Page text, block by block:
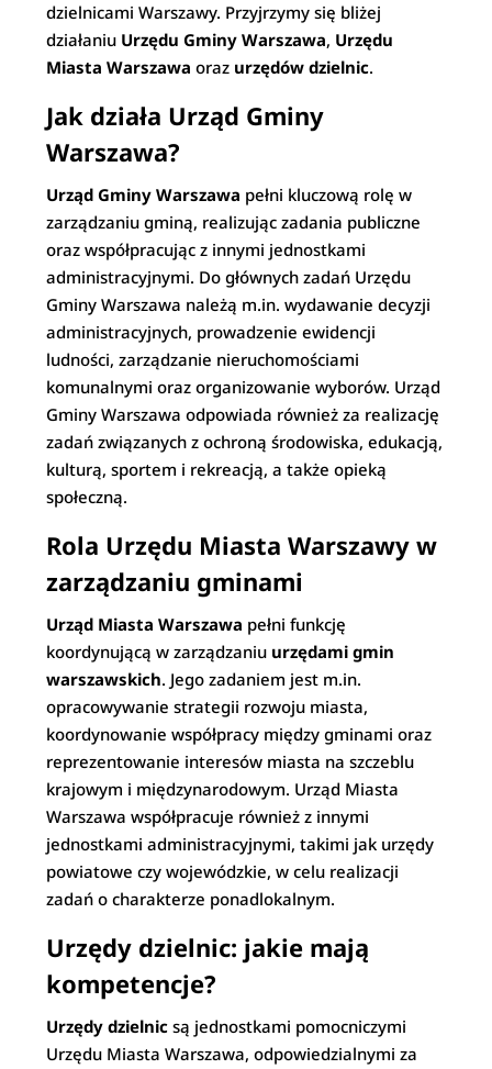
dzielnicami Warszawy. Przyjrzymy się bliżej
działaniu Urzędu Gminy Warszawa, Urzędu
Miasta Warszawa oraz urzędów dzielnic.
Jak działa Urząd Gminy
Warszawa?
Urząd Gminy Warszawa pełni kluczową rolę w
zarządzaniu gminą, realizując zadania publiczne
oraz współpracując z innymi jednostkami
administracyjnymi. Do głównych zadań Urzędu
Gminy Warszawa należą m.in. wydawanie decyzji
administracyjnych, prowadzenie ewidencji
ludności, zarządzanie nieruchomościami
komunalnymi oraz organizowanie wyborów. Urząd
Gminy Warszawa odpowiada również za realizację
zadań związanych z ochroną środowiska, edukacją,
kulturą, sportem i rekreacją, a także opieką
społeczną.
Rola Urzędu Miasta Warszawy w
zarządzaniu gminami
Urząd Miasta Warszawa pełni funkcję
koordynującą w zarządzaniu urzędami gmin
warszawskich. Jego zadaniem jest m.in.
opracowywanie strategii rozwoju miasta,
koordynowanie współpracy między gminami oraz
reprezentowanie interesów miasta na szczeblu
krajowym i międzynarodowym. Urząd Miasta
Warszawa współpracuje również z innymi
jednostkami administracyjnymi, takimi jak urzędy
powiatowe czy wojewódzkie, w celu realizacji
zadań o charakterze ponadlokalnym.
Urzędy dzielnic: jakie mają
kompetencje?
Urzędy dzielnic są jednostkami pomocniczymi
Urzędu Miasta Warszawa, odpowiedzialnymi za